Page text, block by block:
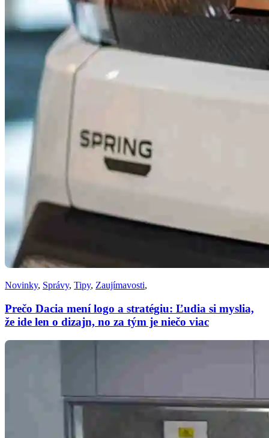
Novinky, Správy, Tipy, Zaujímavosti,
Prečo Dacia mení logo a stratégiu: Ľudia si myslia,
že ide len o dizajn, no za tým je niečo viac